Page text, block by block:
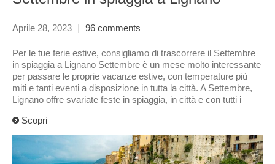
Aprile 28, 2023 | 96 comments
Per le tue ferie estive, consigliamo di trascorrere il Settembre
in spiaggia a Lignano Settembre è un mese molto interessante
per passare le proprie vacanze estive, con temperature più
miti e tanti eventi a disposizione in tutta la città. A Settembre,
Lignano offre svariate feste in spiaggia, in città e con tutti i
Scopri